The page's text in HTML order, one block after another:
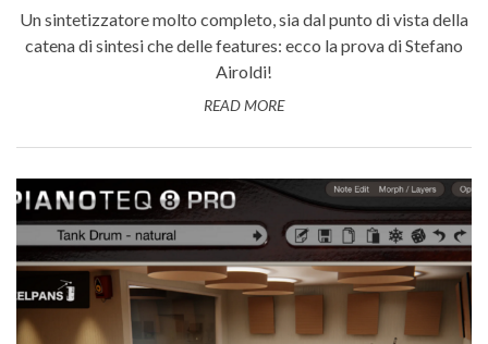
Un sintetizzatore molto completo, sia dal punto di vista della
catena di sintesi che delle features: ecco la prova di Stefano
Airoldi!
READ MORE